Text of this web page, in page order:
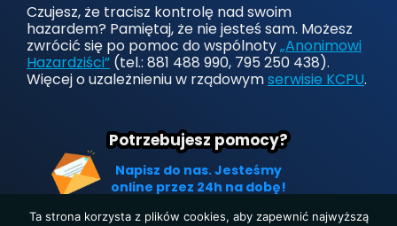
Czujesz, że tracisz kontrolę nad swoim
hazardem? Pamiętaj, że nie jesteś sam. Możesz
zwrócić się po pomoc do wspólnoty„Anonimowi
Hazardziści” (tel.: 881 488 990, 795 250 438).
Więcej o uzależnieniu w rządowymserwisie KCPU.
Potrzebujesz pomocy?
Napisz do nas. Jesteśmy
online przez 24h na dobę!
Ta strona korzysta z plików cookies, aby zapewnić najwyższą